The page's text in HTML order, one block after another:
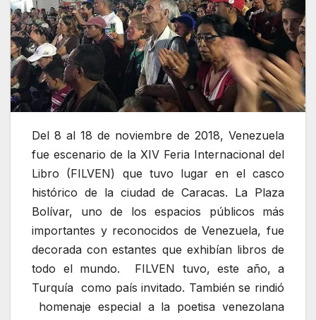
Del 8 al 18 de noviembre de 2018, Venezuela
fue escenario de la XIV Feria Internacional del
Libro (FILVEN) que tuvo lugar en el casco
histórico de la ciudad de Caracas. La Plaza
Bolívar, uno de los espacios públicos más
importantes y reconocidos de Venezuela, fue
decorada con estantes que exhibían libros de
todo el mundo. FILVEN tuvo, este año, a
Turquía como país invitado. También se rindió
homenaje especial a la poetisa venezolana